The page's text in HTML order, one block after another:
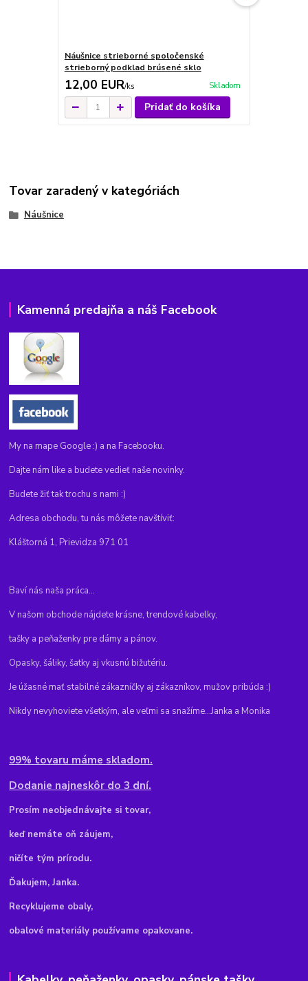
Náušnice strieborné spoločenské
strieborný podklad brúsené sklo
12,00 EUR/ks Skladom
Pridať do košíka
Tovar zaradený v kategóriách
Náušnice
Kamenná predajňa a náš Facebook
My na mape Google :) a na Facebooku.
Dajte nám like a budete vedieť naše novinky.
Budete žiť tak trochu s nami :)
Adresa obchodu, tu nás môžete navštíviť:
Kláštorná 1, Prievidza 971 01
Baví nás naša práca...
V našom obchode nájdete krásne, trendové kabelky,
tašky a peňaženky pre dámy a pánov.
Opasky, šáliky, šatky aj vkusnú bižutériu.
Je úžasné mať stabilné zákazníčky aj zákazníkov, mužov pribúda :)
Nikdy nevyhoviete všetkým, ale veľmi sa snažíme...Janka a Monika
99% tovaru máme skladom.
Dodanie najneskôr do 3 dní.
Prosím neobjednávajte si tovar,
keď nemáte oň záujem,
ničíte tým prírodu.
Ďakujem, Janka.
Recyklujeme obaly,
obalové materiály používame opakovane.